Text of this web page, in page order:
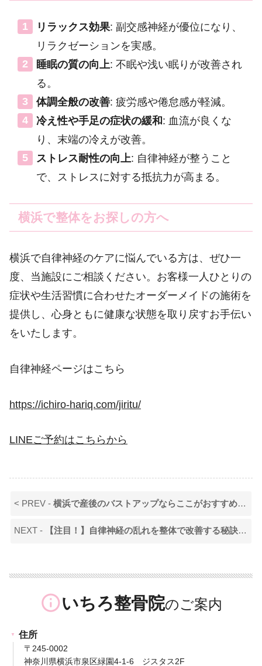
リラックス効果: 副交感神経が優位になり、
リラクゼーションを実感。
睡眠の質の向上: 不眠や浅い眠りが改善され
る。
体調全般の改善: 疲労感や倦怠感が軽減。
冷え性や手足の症状の緩和: 血流が良くな
り、末端の冷えが改善。
ストレス耐性の向上: 自律神経が整うこと
で、ストレスに対する抵抗力が高まる。
横浜で整体をお探しの方へ
横浜で自律神経のケアに悩んでいる方は、ぜひ一
度、当施設にご相談ください。お客様一人ひとりの
症状や生活習慣に合わせたオーダーメイドの施術を
提供し、心身ともに健康な状態を取り戻すお手伝い
をいたします。
自律神経ページはこちら
https://ichiro-hariq.com/jiritu/
LINEご予約はこちらから
< PREV -横浜で産後のバストアップならここがおすすめ！と言われる話題の整骨院とはvol.2
NEXT - 【注目！】自律神経の乱れを整体で改善する秘訣とは？横浜でできる心と体のケア
info_outlineいちろ整骨院
住所
〒245-0002
神奈川県横浜市泉区緑園4-1-6 ジスタス2F